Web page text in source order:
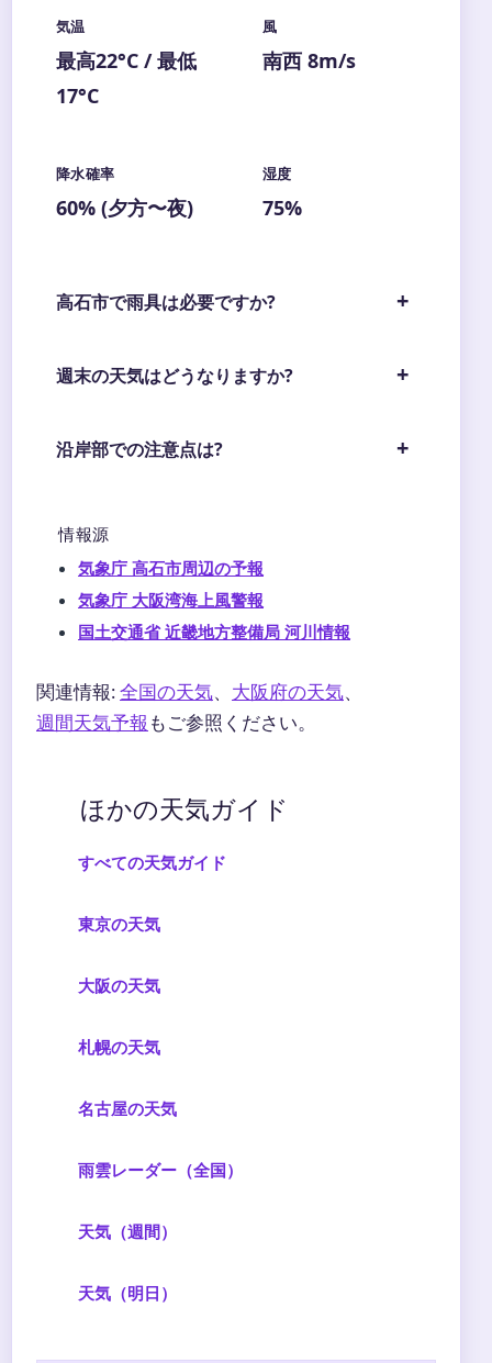
気温
最高22°C / 最低
17°C
風
南西 8m/s
降水確率
60% (夕方〜夜)
湿度
75%
高石市で雨具は必要ですか?
週末の天気はどうなりますか?
沿岸部での注意点は?
情報源
気象庁 高石市周辺の予報
気象庁 大阪湾海上風警報
国土交通省 近畿地方整備局 河川情報
関連情報:全国の天気、 大阪府の天気、
週間天気予報 もご参照ください。
ほかの天気ガイド
すべての天気ガイド
東京の天気
大阪の天気
札幌の天気
名古屋の天気
雨雲レーダー（全国）
天気（週間）
天気（明日）